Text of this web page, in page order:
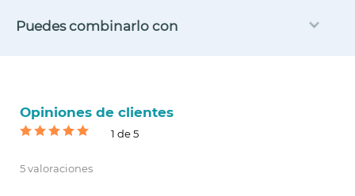
Puedes combinarlo con
Opiniones de clientes
1 de 5
5 valoraciones